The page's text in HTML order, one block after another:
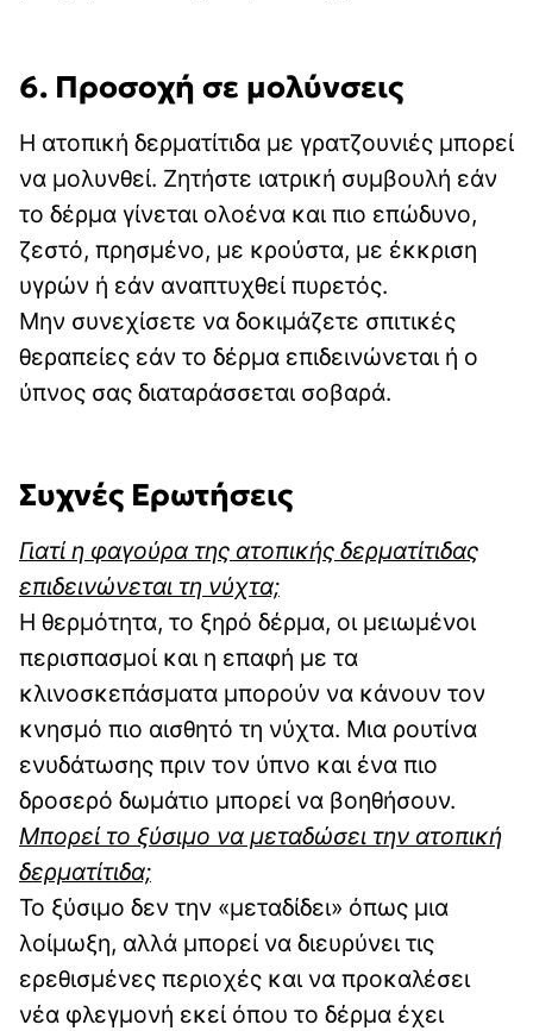
6. Προσοχή σε μολύνσεις
Η ατοπική δερματίτιδα με γρατζουνιές μπορεί
να μολυνθεί. Ζητήστε ιατρική συμβουλή εάν
το δέρμα γίνεται ολοένα και πιο επώδυνο,
ζεστό, πρησμένο, με κρούστα, με έκκριση
υγρών ή εάν αναπτυχθεί πυρετός.
Μην συνεχίσετε να δοκιμάζετε σπιτικές
θεραπείες εάν το δέρμα επιδεινώνεται ή ο
ύπνος σας διαταράσσεται σοβαρά.
Συχνές Ερωτήσεις
Γιατί η φαγούρα της ατοπικής δερματίτιδας
επιδεινώνεται τη νύχτα;
Η θερμότητα, το ξηρό δέρμα, οι μειωμένοι
περισπασμοί και η επαφή με τα
κλινοσκεπάσματα μπορούν να κάνουν τον
κνησμό πιο αισθητό τη νύχτα. Μια ρουτίνα
ενυδάτωσης πριν τον ύπνο και ένα πιο
δροσερό δωμάτιο μπορεί να βοηθήσουν.
Μπορεί το ξύσιμο να μεταδώσει την ατοπική
δερματίτιδα;
Το ξύσιμο δεν την «μεταδίδει» όπως μια
λοίμωξη, αλλά μπορεί να διευρύνει τις
ερεθισμένες περιοχές και να προκαλέσει
νέα φλεγμονή εκεί όπου το δέρμα έχει